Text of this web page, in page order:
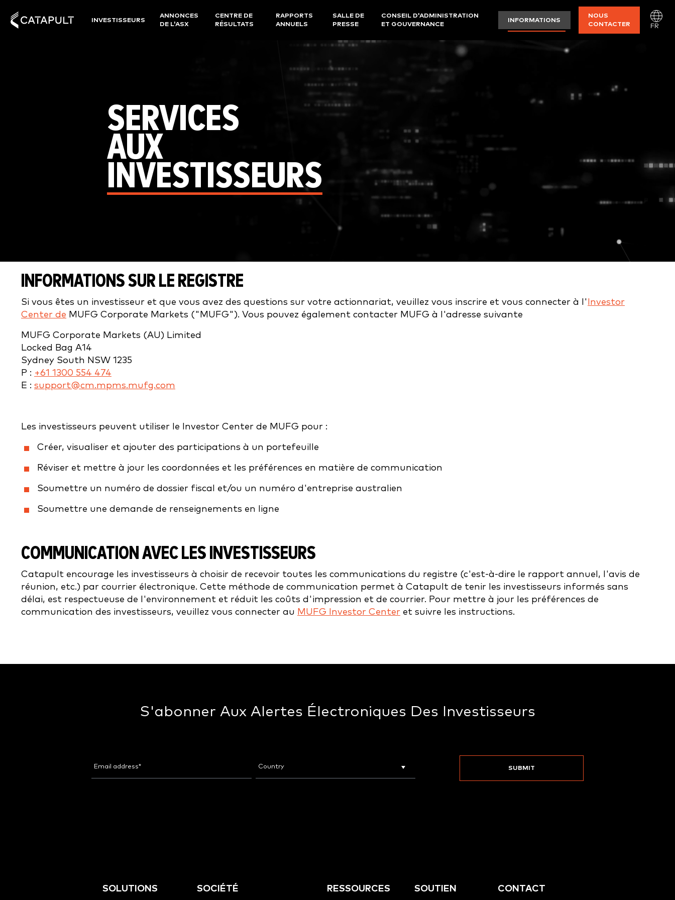
INVESTISSEURS
ANNONCES
DE L'ASX
CENTRE DE
RÉSULTATS
RAPPORTS
ANNUELS
SALLE DE
PRESSE
CONSEIL D'ADMINISTRATION
ET GOUVERNANCE
INFORMATIONS
NOUS
CONTACTER
FR
SERVICES
AUX
INVESTISSEURS
INFORMATIONS SUR LE REGISTRE
Si vous êtes un investisseur et que vous avez des questions sur votre actionnariat, veuillez vous inscrire et vous connecter à l' Investor
Center de MUFG Corporate Markets ("MUFG"). Vous pouvez également contacter MUFG à l'adresse suivante
MUFG Corporate Markets (AU) Limited
Locked Bag A14
Sydney South NSW 1235
P : +61 1300 554 474
E : support@cm.mpms.mufg.com
Les investisseurs peuvent utiliser le Investor Center de MUFG pour :
Créer, visualiser et ajouter des participations à un portefeuille
Réviser et mettre à jour les coordonnées et les préférences en matière de communication
Soumettre un numéro de dossier fiscal et/ou un numéro d'entreprise australien
Soumettre une demande de renseignements en ligne
COMMUNICATION AVEC LES INVESTISSEURS
Catapult encourage les investisseurs à choisir de recevoir toutes les communications du registre (c'est-à-dire le rapport annuel, l'avis de
réunion, etc.) par courrier électronique. Cette méthode de communication permet à Catapult de tenir les investisseurs informés sans
délai, est respectueuse de l'environnement et réduit les coûts d'impression et de courrier. Pour mettre à jour les préférences de
communication des investisseurs, veuillez vous connecter au MUFG Investor Center et suivre les instructions.
S'abonner Aux Alertes Électroniques Des Investisseurs
SOLUTIONS SOCIÉTÉ RESSOURCES SOUTIEN CONTACT